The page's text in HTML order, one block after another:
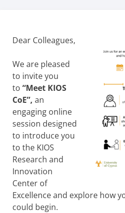
Dear Colleagues,
We are pleased
to invite you
to “Meet KIOS
CoE”, an
engaging online
session designed
to introduce you
to the KIOS
Research and
Innovation
Center of
Excellence and explore how
could begin.